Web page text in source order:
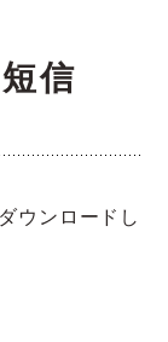
信
ウンロードし